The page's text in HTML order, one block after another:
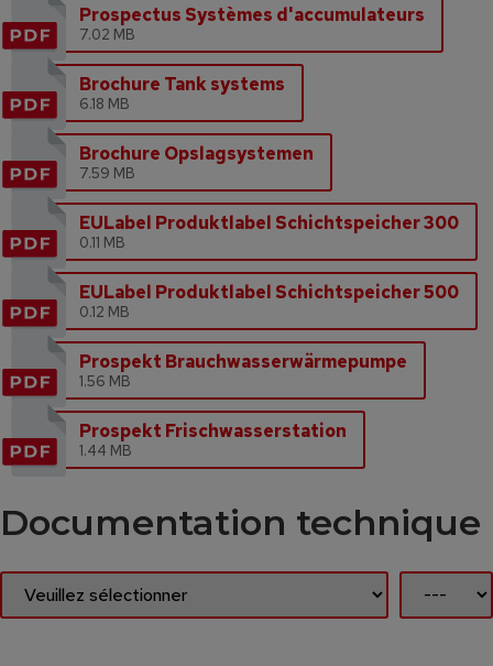
Prospectus Systèmes d'accumulateurs
7.02 MB
Brochure Tank systems
6.18 MB
Brochure Opslagsystemen
7.59 MB
EULabel Produktlabel Schichtspeicher 300
0.11 MB
EULabel Produktlabel Schichtspeicher 500
0.12 MB
Prospekt Brauchwasserwärmepumpe
1.56 MB
Prospekt Frischwasserstation
1.44 MB
Documentation technique